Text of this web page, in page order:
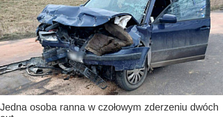
Jedna osoba ranna w czołowym zderzeniu dwóch